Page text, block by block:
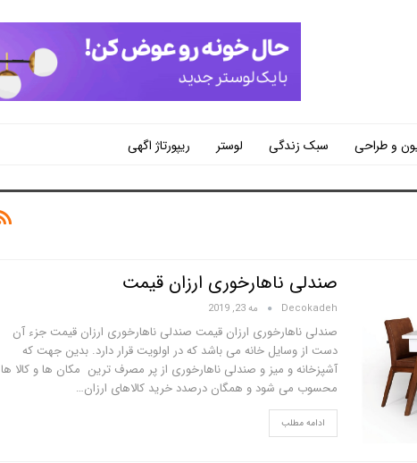
و طراحی سبک زندگی لوستر
ریپورتاژ اگهی
صندلی ناهارخوری ارزان قیمت
Decokadeh مه 23, 2019
صندلی ناهارخوری ارزان قیمت صندلی ناهارخوری ارزان قیمت جزء آن
دست از وسایل خانه می باشد که در اولویت قرار دارد. بدین جهت که
آشپزخانه و میز و صندلی ناهارخوری از پر مصرف ترین مکان ها و کالا ها
محسوب می شود و همگان درصدد خرید کالاهای ارزان…
ادامه مطلب